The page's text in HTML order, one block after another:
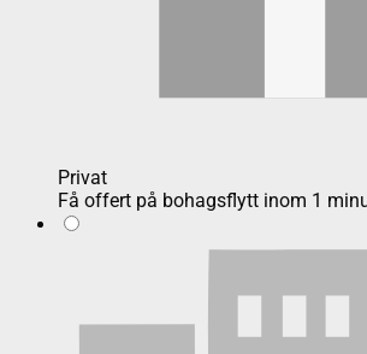
Privat
Få offert på bohagsflytt inom 1